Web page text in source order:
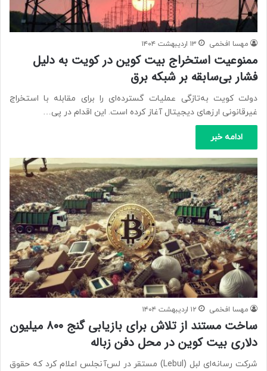
مهسا افخمی ۱۳ اردیبهشت ۱۴۰۴
ممنوعیت استخراج بیت‌ کوین در کویت به دلیل
فشار بی‌سابقه بر شبکه برق
دولت کویت به‌تازگی عملیات گسترده‌ای را برای مقابله با استخراج
غیرقانونی ارزهای دیجیتال آغاز کرده است. این اقدام در پی…
ادامه خبر
مهسا افخمی ۱۲ اردیبهشت ۱۴۰۴
ساخت مستند از تلاش برای بازیابی گنج ۸۰۰ میلیون
دلاری بیت‌ کوین در محل دفن زباله
شرکت رسانه‌ای لبل (Lebul) مستقر در لس‌آنجلس اعلام کرد که حقوق